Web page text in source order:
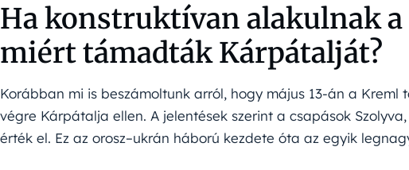
Ha konstruktívan alakulnak
miért támadták Kárpátalját?
Korábban mi is beszámoltunk arról, hogy május 13-án a
végre Kárpátalja ellen. A jelentések szerint a csapások
érték el. Ez az orosz–ukrán háború kezdete óta az egyik